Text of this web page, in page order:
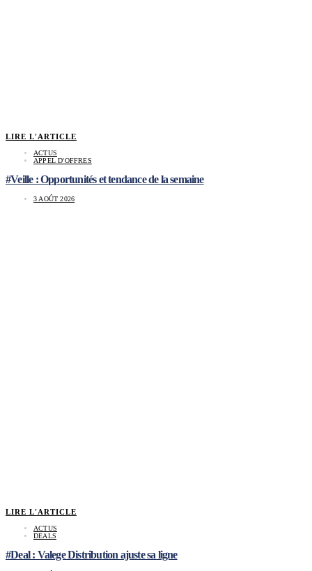
LIRE L'ARTICLE
ACTUS
APPEL D'OFFRES
#Veille : Opportunités et tendance de la semaine
3 AOÛT 2026
LIRE L'ARTICLE
ACTUS
DEALS
#Deal : Valege Distribution ajuste sa ligne